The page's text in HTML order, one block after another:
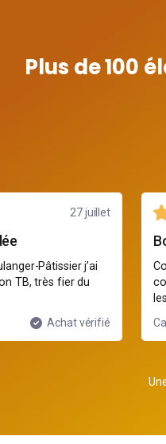
Plus de 100
27 juillet
Pâtissier j’ai
TB, très fier du
Achat vérifié